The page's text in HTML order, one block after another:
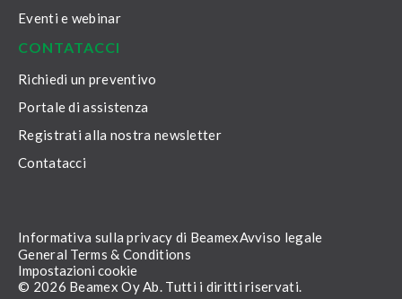
Eventi e webinar
CONTATACCI
Richiedi un preventivo
Portale di assistenza
Registrati alla nostra newsletter
Contatacci
© 2026 Beamex Oy Ab. Tutti i diritti riservati.
Informativa sulla privacy di BeamexAvviso legale
General Terms & Conditions
Impostazioni cookie